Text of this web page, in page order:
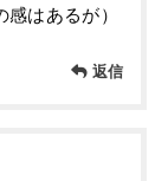
はあるが）
返信